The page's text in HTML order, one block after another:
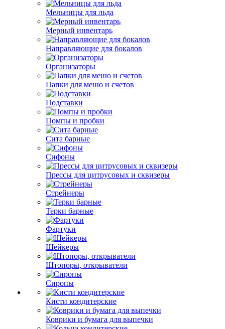
Мельницы для льда
Мерный инвентарь
Направляющие для бокалов
Организаторы
Папки для меню и счетов
Подставки
Помпы и пробки
Сита барные
Сифоны
Прессы для цитрусовых и сквизеры
Стрейнеры
Терки барные
Фартуки
Шейкеры
Штопоры, открыватели
Сиропы
Кисти кондитерские
Коврики и бумага для выпечки